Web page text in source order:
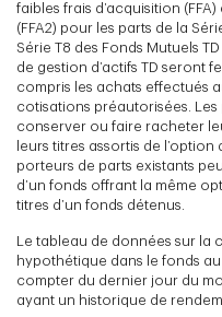
faibles frais d’acquisition
(FFA2) pour les parts de la
Série T8 des Fonds Mutuels
de gestion d’actifs TD seront
compris les achats effectués
cotisations préautorisées.
conserver ou faire racheter
leurs titres assortis de
porteurs de parts existants
d’un fonds offrant la même
titres d’un fonds détenus.
Le tableau de données sur
hypothétique dans le fonds
compter du dernier jour du
ayant un historique de